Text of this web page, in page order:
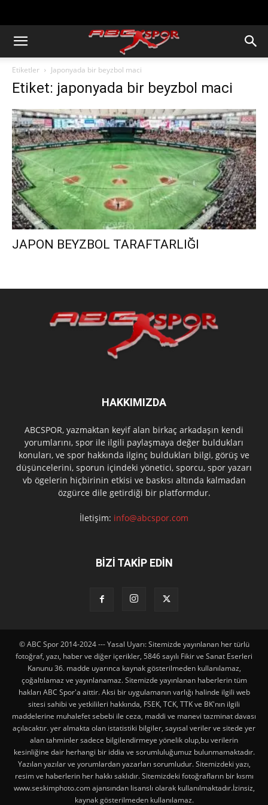
Etiketler Japonyada bir beyzbol maci
Etiket: japonyada bir beyzbol maci
JAPON BEYZBOL TARAFTARLIĞI
HAKKIMIZDA
ABCSPOR, yazmaktan keyif alan birkaç arkadaşın kendi
yorumlarını, spor ile ilgili paylaşmaya değer buldukları
konuları, ve spor hakkında ilginç buldukları bilgi, görüş ve
düşüncelerini, sporun içindeki yönetici, sporcu, spor yazarı
vb ögelerin hiçbirinin etkisi ve baskısı altında kalmadan
özgürce dile getirdiği bir platformdur.
İletişim: info@abcspor.com
BİZİ TAKİP EDİN
© ABC Spor 2014-2024 --- Yasal Uyarı: Sitemizde yayınlanan her türlü
fotoğraf, yazı, haber ve diğer içerikler, 5846 sayılı Fikir ve Sanat Eserleri
Kanunu 36. madde uyarınca kaynak gösterilmeden kullanılamaz,
çoğaltılamaz ve yayınlanamaz. Sitemizde yayınlanan haberlerin tüm
hakları ABC Spor'a aittir. Aksi bir uygulamanın varlığı halinde ilgili web
sitesi sahibi ve yetkilileri hakkında, FSEK, TCK, TTK ve BK'nın ilgili
maddelerine muhalefet sebebi ile ceza, maddi ve manevi tazminat davası
açılacaktır. yer almakta olan istatistiki bilgiler, sayısal veriler ve sitede yer
alan tahminler sadece bilgilendirmeye yönelik olup,bu verilerin
kesinliğine dair herhangi bir iddia ve sorumluluğumuz bulunmamaktadır.
Yazılan yazılar ve yorumlardan yazarları sorumludur. Sitemizdeki yazı,
resim ve haberlerin her hakkı saklıdır. Sitemizdeki fotoğrafların bir kısmı
www.seskimphoto.com ajansından lisanslı olarak kullanılmaktadır.İzinsiz,
kaynak gösterilmeden kullanılamaz.